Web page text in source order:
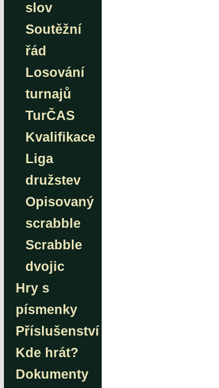
slov
Soutěžní
řád
Losování
turnajů
TurČAS
Kvalifikace
Liga
družstev
Opisovaný
scrabble
Scrabble
dvojic
Hry s
písmenky
Příslušenství
Kde hrát?
Dokumenty